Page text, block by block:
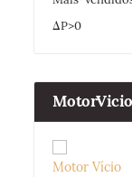
ΔP>0
MotorVicio
Motor Vício